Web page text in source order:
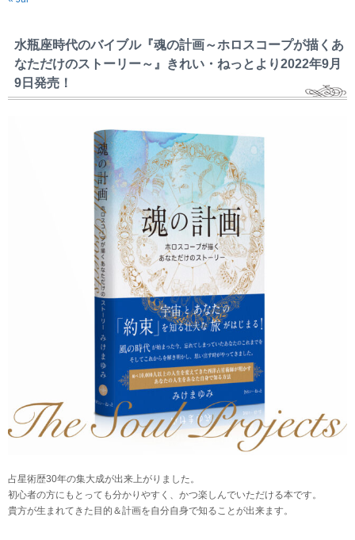
水瓶座時代のバイブル『魂の計画～ホロスコープが描くあ
なただけのストーリー～』きれい・ねっとより2022年9月
9日発売！
占星術歴30年の集大成が出来上がりました。
初心者の方にもとっても分かりやすく、かつ楽しんでいただける本です。
貴方が生まれてきた目的＆計画を自分自身で知ることが出来ます。